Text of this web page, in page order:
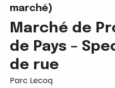
marché)
Marché de
de Pays –
de rue
Parc Lecoq